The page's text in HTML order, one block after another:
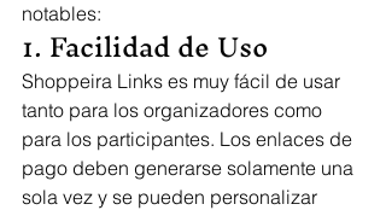
notables:
1. Facilidad de Uso
Shoppeira Links es muy fácil de usar
tanto para los organizadores como
para los participantes. Los enlaces de
pago deben generarse solamente una
sola vez y se pueden personalizar